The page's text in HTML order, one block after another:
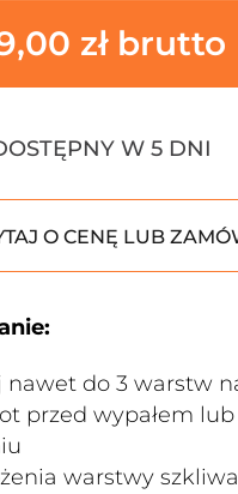
zł
W 5 DNI
O CENĘ LUB
nawet do 3 warstw
przed wypałem
warstwy